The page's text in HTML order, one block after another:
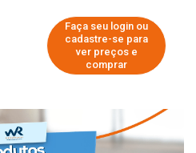
Faça seu login ou
cadastre-se para
ver preços e
comprar